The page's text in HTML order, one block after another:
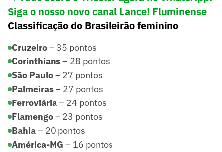
Siga o nosso novo canal Lance! Fluminense
Classificação do Brasileirão feminino
Cruzeiro– 35 pontos
Corinthians– 28 pontos
São Paulo– 27 pontos
Palmeiras– 27 pontos
Ferroviária– 24 pontos
Flamengo– 23 pontos
Bahia– 20 pontos
América-MG – 16 pontos